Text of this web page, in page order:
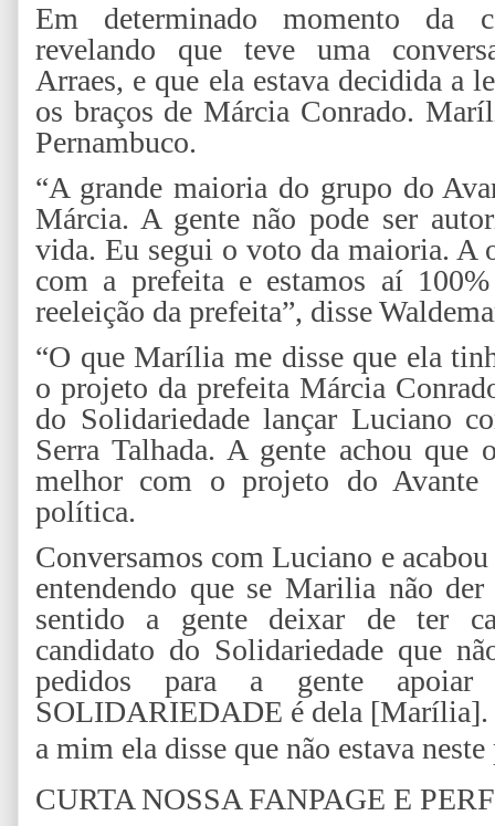
Em determinado momento da
revelando que teve uma
Arraes, e que ela estava decidida a
os braços de Márcia Conrado.
Pernambuco.
“A grande maioria do grupo do
Márcia. A gente não pode ser
vida. Eu segui o voto da maioria. A
com a prefeita e estamos aí
reeleição da prefeita”, disse
“O que Marília me disse que ela
o projeto da prefeita Márcia
do Solidariedade lançar Luciano
Serra Talhada. A gente achou
melhor com o projeto do Avante
política.
Conversamos com Luciano e
entendendo que se Marilia não
sentido a gente deixar de ter
candidato do Solidariedade que
pedidos para a gente
SOLIDARIEDADE é dela [Marília].
a mim ela disse que não estava
CURTA NOSSA FANPAGE E